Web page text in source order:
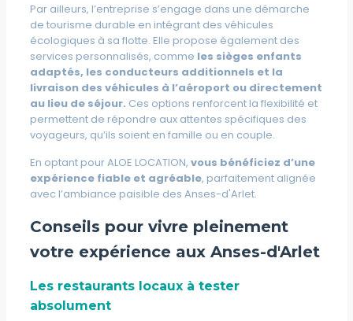
Par ailleurs, l’entreprise s’engage dans une démarche
de tourisme durable en intégrant des véhicules
écologiques à sa flotte. Elle propose également des
services personnalisés, comme les sièges enfants
adaptés, les conducteurs additionnels et la
livraison des véhicules à l’aéroport ou directement
au lieu de séjour. Ces options renforcent la flexibilité et
permettent de répondre aux attentes spécifiques des
voyageurs, qu’ils soient en famille ou en couple.
En optant pour ALOE LOCATION, vous bénéficiez d’une
expérience fiable et agréable, parfaitement alignée
avec l’ambiance paisible des Anses-d'Arlet.
Conseils pour vivre pleinement
votre expérience aux Anses-d'Arlet
Les restaurants locaux à tester
absolument